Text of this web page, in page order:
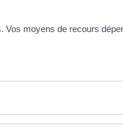
Vos moyens de recours